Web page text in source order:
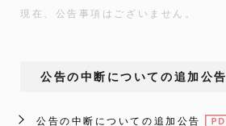
現在、公告事項はございません。
公告の中断についての追加公告
公告の中断についての追加公告